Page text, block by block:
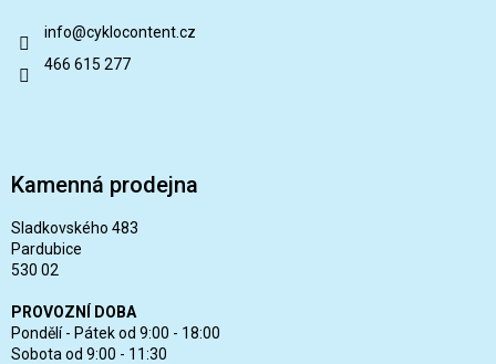
info@cyklocontent.cz
466 615 277
Kamenná prodejna
Sladkovského 483
Pardubice
530 02
PROVOZNÍ DOBA
Pondělí - Pátek od 9:00 - 18:00
Sobota od 9:00 - 11:30